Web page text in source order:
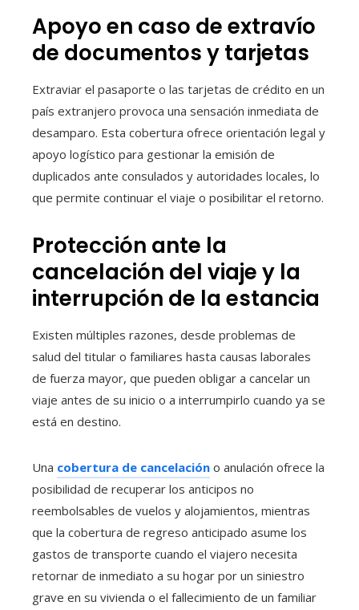
Apoyo en caso de extravío
de documentos y tarjetas
Extraviar el pasaporte o las tarjetas de crédito en un
país extranjero provoca una sensación inmediata de
desamparo. Esta cobertura ofrece orientación legal y
apoyo logístico para gestionar la emisión de
duplicados ante consulados y autoridades locales, lo
que permite continuar el viaje o posibilitar el retorno.
Protección ante la
cancelación del viaje y la
interrupción de la estancia
Existen múltiples razones, desde problemas de
salud del titular o familiares hasta causas laborales
de fuerza mayor, que pueden obligar a cancelar un
viaje antes de su inicio o a interrumpirlo cuando ya se
está en destino.
Una cobertura de cancelación o anulación ofrece la
posibilidad de recuperar los anticipos no
reembolsables de vuelos y alojamientos, mientras
que la cobertura de regreso anticipado asume los
gastos de transporte cuando el viajero necesita
retornar de inmediato a su hogar por un siniestro
grave en su vivienda o el fallecimiento de un familiar